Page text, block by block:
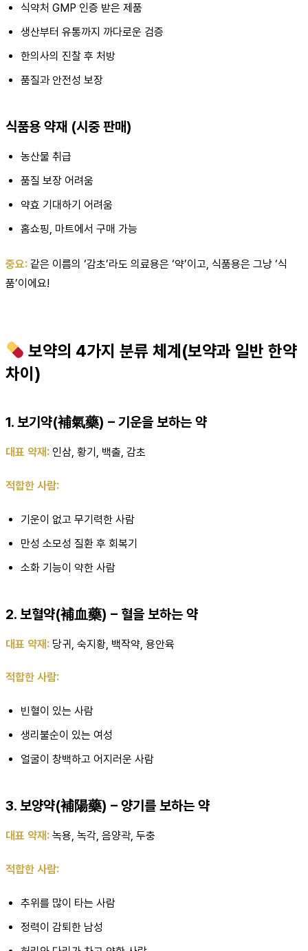
식약처 GMP 인증 받은 제품
생산부터 유통까지 까다로운 검증
한의사의 진찰 후 처방
품질과 안전성 보장
식품용 약재 (시중 판매)
농산물 취급
품질 보장 어려움
약효 기대하기 어려움
홈쇼핑, 마트에서 구매 가능
중요: 같은 이름의 ‘감초’라도 의료용은 ‘약’이고, 식품용은 그냥 ‘식
품’이에요!
보약의 4가지 분류 체계(보약과 일반 한약
차이)
1. 보기약(補氣藥) – 기운을 보하는 약
대표 약재: 인삼, 황기, 백출, 감초
적합한 사람:
기운이 없고 무기력한 사람
만성 소모성 질환 후 회복기
소화 기능이 약한 사람
2. 보혈약(補血藥) – 혈을 보하는 약
대표 약재: 당귀, 숙지황, 백작약, 용안육
적합한 사람:
빈혈이 있는 사람
생리불순이 있는 여성
얼굴이 창백하고 어지러운 사람
3. 보양약(補陽藥) – 양기를 보하는 약
대표 약재: 녹용, 녹각, 음양곽, 두충
적합한 사람:
추위를 많이 타는 사람
정력이 감퇴한 남성